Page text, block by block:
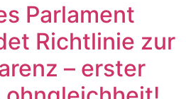
Parlament
Richtlinie zur
– erster